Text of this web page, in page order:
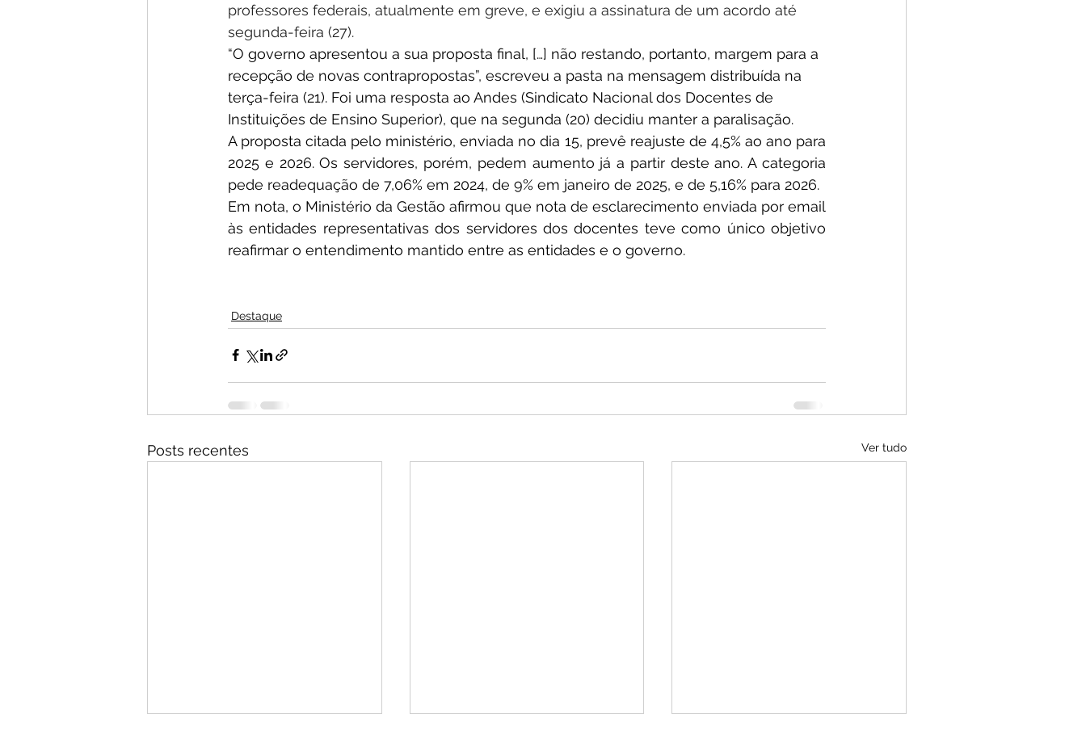
professores federais, atualmente em greve, e exigiu a assinatura de um acordo até
segunda-feira (27).
“O governo apresentou a sua proposta final, […] não restando, portanto, margem para a
recepção de novas contrapropostas”, escreveu a pasta na mensagem distribuída na
terça-feira (21). Foi uma resposta ao Andes (Sindicato Nacional dos Docentes de
Instituições de Ensino Superior), que na segunda (20) decidiu manter a paralisação.
A proposta citada pelo ministério, enviada no dia 15, prevê reajuste de 4,5% ao ano para
2025 e 2026. Os servidores, porém, pedem aumento já a partir deste ano. A categoria
pede readequação de 7,06% em 2024, de 9% em janeiro de 2025, e de 5,16% para 2026.
Em nota, o Ministério da Gestão afirmou que nota de esclarecimento enviada por email
às entidades representativas dos servidores dos docentes teve como único objetivo
reafirmar o entendimento mantido entre as entidades e o governo.
Destaque
Posts recentes Ver tudo